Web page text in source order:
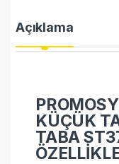
Açıklama
KÜÇÜK
TABA